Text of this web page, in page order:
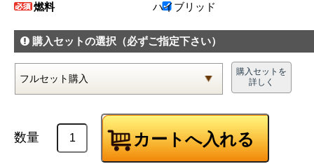
燃料
ハイブリッド
購入セットの選択 （必ずご指定下さい）
購入セットを
詳しく
数量